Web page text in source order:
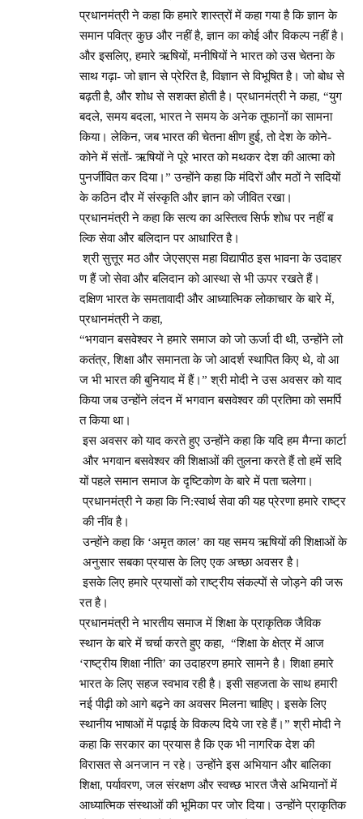
प्रधानमंत्री ने कहा कि हमारे शास्त्रों में कहा गया है कि ज्ञान के
समान पवित्र कुछ और नहीं है, ज्ञान का कोई और विकल्प नहीं है।
और इसलिए, हमारे ऋषियों, मनीषियों ने भारत को उस चेतना के
साथ गढ़ा- जो ज्ञान से प्रेरित है, विज्ञान से विभूषित है। जो बोध से
बढ़ती है, और शोध से सशक्त होती है। प्रधानमंत्री ने कहा, “युग
बदले, समय बदला, भारत ने समय के अनेक तूफानों का सामना
किया। लेकिन, जब भारत की चेतना क्षीण हुई, तो देश के कोने-
कोने में संतों- ऋषियों ने पूरे भारत को मथकर देश की आत्मा को
पुनर्जीवित कर दिया।” उन्होंने कहा कि मंदिरों और मठों ने सदियों
के कठिन दौर में संस्कृति और ज्ञान को जीवित रखा।
प्रधानमंत्री ने कहा कि सत्य का अस्तित्व सिर्फ शोध पर नहीं ब
ल्कि सेवा और बलिदान पर आधारित है।
श्री सुत्तूर मठ और जेएसएस महा विद्यापीठ इस भावना के उदाहर
ण हैं जो सेवा और बलिदान को आस्था से भी ऊपर रखते हैं।
दक्षिण भारत के समतावादी और आध्यात्मिक लोकाचार के बारे में,
प्रधानमंत्री ने कहा,
“भगवान बसवेश्वर ने हमारे समाज को जो ऊर्जा दी थी, उन्होंने लो
कतंत्र, शिक्षा और समानता के जो आदर्श स्थापित किए थे, वो आ
ज भी भारत की बुनियाद में हैं।” श्री मोदी ने उस अवसर को याद
किया जब उन्होंने लंदन में भगवान बसवेश्वर की प्रतिमा को समर्पि
त किया था।
इस अवसर को याद करते हुए उन्होंने कहा कि यदि हम मैग्ना कार्टा
और भगवान बसवेश्वर की शिक्षाओं की तुलना करते हैं तो हमें सदि
यों पहले समान समाज के दृष्टिकोण के बारे में पता चलेगा।
प्रधानमंत्री ने कहा कि नि:स्वार्थ सेवा की यह प्रेरणा हमारे राष्ट्र
की नींव है।
उन्होंने कहा कि ‘अमृत काल’ का यह समय ऋषियों की शिक्षाओं के
अनुसार सबका प्रयास के लिए एक अच्छा अवसर है।
इसके लिए हमारे प्रयासों को राष्ट्रीय संकल्पों से जोड़ने की जरू
रत है।
प्रधानमंत्री ने भारतीय समाज में शिक्षा के प्राकृतिक जैविक
स्थान के बारे में चर्चा करते हुए कहा, “शिक्षा के क्षेत्र में आज
‘राष्ट्रीय शिक्षा नीति’ का उदाहरण हमारे सामने है। शिक्षा हमारे
भारत के लिए सहज स्वभाव रही है। इसी सहजता के साथ हमारी
नई पीढ़ी को आगे बढ़ने का अवसर मिलना चाहिए। इसके लिए
स्थानीय भाषाओं में पढ़ाई के विकल्प दिये जा रहे हैं।” श्री मोदी ने
कहा कि सरकार का प्रयास है कि एक भी नागरिक देश की
विरासत से अनजान न रहे। उन्होंने इस अभियान और बालिका
शिक्षा, पर्यावरण, जल संरक्षण और स्वच्छ भारत जैसे अभियानों में
आध्यात्मिक संस्थाओं की भूमिका पर जोर दिया। उन्होंने प्राकृतिक